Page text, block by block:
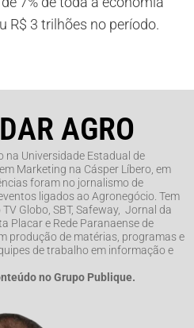
R$ 3 trilhões no período.
AGRO
Universidade Estadual de
Marketing na Cásper Líbero, em
foram no jornalismo de
ligados ao Agronegócio. Tem
Globo, SBT, Safeway, Jornal da
Placar e Rede Paranaense de
produção de matérias, programas e
de trabalho em informação e
no Grupo Publique.